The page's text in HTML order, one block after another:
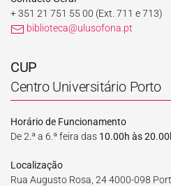
+ 351 21 751 55 00 (Ext. 711 e 713)
biblioteca@ulusofona.pt
CUP
Centro Universitário Porto
Horário de Funcionamento
De 2.ª a 6.ª feira das 10.00h às
Localização
Rua Augusto Rosa, 24 4000-098